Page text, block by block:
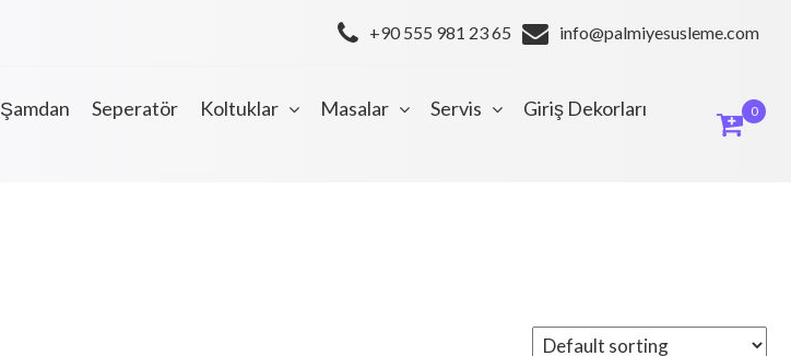
+90 555 981 23 65 info@palmiyesusleme.com
Şamdan Seperatör Koltuklar Masalar Servis
Giriş Dekorları
0